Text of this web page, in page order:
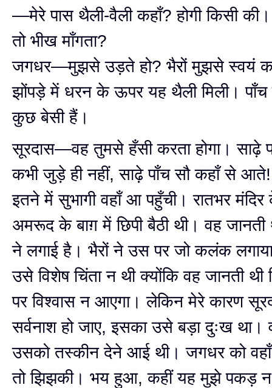
—मेरे पास थैली-वैली कहाँ? होगी किसी की।
तो भीख माँगता?
जगधर—मुझसे उड़ते हो? भैरों मुझसे स्वयं
झोंपड़े में धरन के ऊपर यह थैली मिली।
कुछ बेसी हैं।
सूरदास—वह तुमसे हँसी करता होगा। साढ़े
कभी जुड़े ही नहीं, साढ़े पाँच सौ कहाँ से आते!
इतने में सुभागी वहाँ आ पहुँची। रातभर मंदिर
अमरूद के बाग़ में छिपी बैठी थी। वह
ने लगाई है। भैरों ने उस पर जो कलंक
उसे विशेष चिंता न थी क्योंकि वह जानती
पर विश्वास न आएगा। लेकिन मेरे कारण
सर्वनाश हो जाए, इसका उसे बड़ा दुःख
उसको तस्कीन देने आई थी। जगधर को
तो झिझकी। भय हुआ, कहीं यह मुझे पकड़